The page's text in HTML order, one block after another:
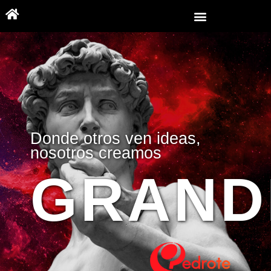
Donde otros ven ideas,
nosotros creamos